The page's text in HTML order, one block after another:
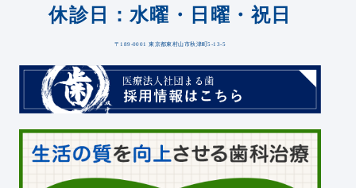
休診日：水曜・日曜・祝日
〒189-0001 東京都東村山市秋津町5-13-5